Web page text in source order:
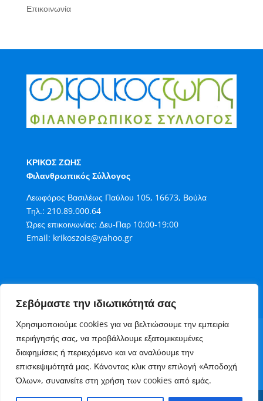
Σεβόμαστε την ιδιωτικότητά σας
Χρησιμοποιούμε cookies για να βελτιώσουμε την εμπειρία
περιήγησής σας, να προβάλλουμε εξατομικευμένες
διαφημίσεις ή περιεχόμενο και να αναλύουμε την
επισκεψιμότητά μας. Κάνοντας κλικ στην επιλογή «Αποδοχή
Όλων», συναινείτε στη χρήση των cookies από εμάς.
Επικοινωνία
ΚΡΙΚΟΣ ΖΩΗΣ
Φιλανθρωπικός Σύλλογος
Λεωφόρος Βασιλέως Παύλου 105, 16673, Βούλα
Τηλ.: 210.89.000.64
Ώρες επικοινωνίας: Δευ-Παρ 10:00-19:00
Email: krikoszois@yahoo.gr
Όροι Χρήσης
Πολιτική Cookies
Πολιτική Απορρήτου
Τρόποι Συνεισφοράς στον Κρίκο Ζωής
Επικοινωνία